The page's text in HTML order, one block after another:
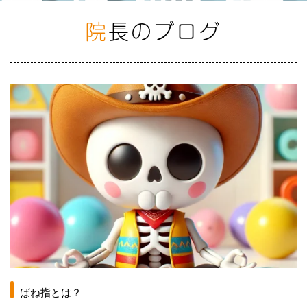
院長のブログ
ばね指とは？